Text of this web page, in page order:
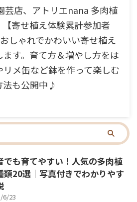
芸店、アトリエnana 多肉植
寄せ植え体験累計参加者
しゃれでかわいい寄せ植え
す。育て方＆増やし方をは
リメ缶など鉢を作って楽しむ
法も公開中♪
でも育てやすい！人気の多肉植
類20選｜写真付きでわかりやす
6/23